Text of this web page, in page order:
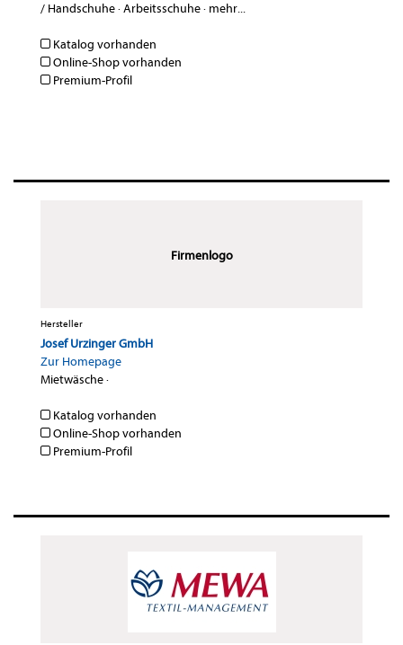
/ Handschuhe·Arbeitsschuhe· mehr...
Katalog vorhanden
Online-Shop vorhanden
Premium-Profil
Firmenlogo
Hersteller
Josef Urzinger GmbH
Zur Homepage
Mietwäsche·
Katalog vorhanden
Online-Shop vorhanden
Premium-Profil